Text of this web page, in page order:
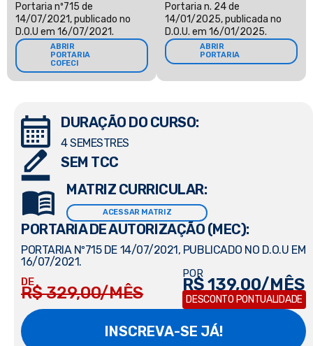
Portaria nº715 de
14/07/2021, publicado no
D.O.U em 16/07/2021.
ABRIR
PORTARIA
COFECI
Portaria n. 24 de
14/01/2025, publicada no
D.O.U. em 16/01/2025.
ABRIR
PORTARIA
DURAÇÃO DO CURSO:
4 SEMESTRES
SEM TCC
MATRIZ CURRICULAR:
ACESSAR MATRIZ
PORTARIA DE AUTORIZAÇÃO (MEC):
PORTARIA Nº715 DE 14/07/2021, PUBLICADO NO D.O.U EM
16/07/2021.
DE
R$ 329,00/MÊS
POR
R$ 139,00/MÊS
DESCONTO PONTUALIDADE
INSCREVA-SE JÁ!